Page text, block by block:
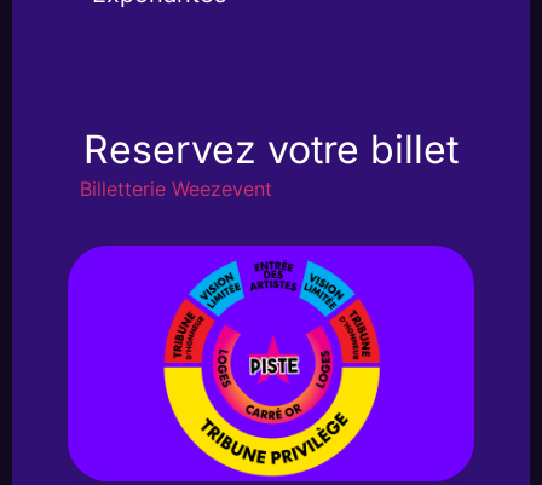
Reservez votre billet
Billetterie Weezevent